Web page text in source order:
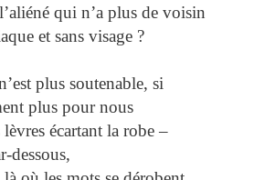
qui n’a plus de voisin
et sans visage ?
plus soutenable, si
plus pour nous
écartant la robe –
dessous,